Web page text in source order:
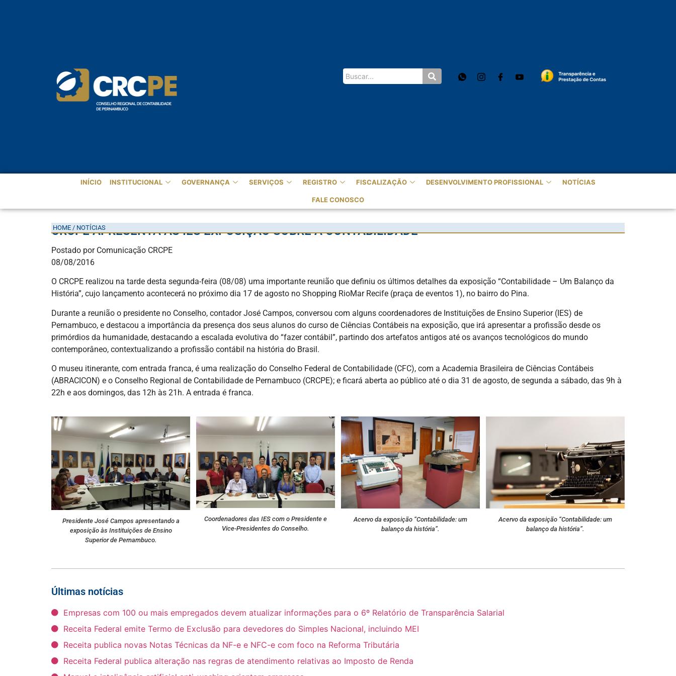
INÍCIO INSTITUCIONAL GOVERNANÇA SERVIÇOS REGISTRO FISCALIZAÇÃO DESENVOLVIMENTO PROFISSIONAL NOTÍCIAS
FALE CONOSCO
CRCPE APRESENTA ÀS IES EXPOSIÇÃO SOBRE A CONTABILIDADE
HOME / NOTÍCIAS
Postado por Comunicação CRCPE
08/08/2016
O CRCPE realizou na tarde desta segunda-feira (08/08) uma importante reunião que definiu os últimos detalhes da exposição “Contabilidade – Um Balanço da
História”, cujo lançamento acontecerá no próximo dia 17 de agosto no Shopping RioMar Recife (praça de eventos 1), no bairro do Pina.
Durante a reunião o presidente no Conselho, contador José Campos, conversou com alguns coordenadores de Instituições de Ensino Superior (IES) de
Pernambuco, e destacou a importância da presença dos seus alunos do curso de Ciências Contábeis na exposição, que irá apresentar a profissão desde os
primórdios da humanidade, destacando a escalada evolutiva do “fazer contábil”, partindo dos artefatos antigos até os avanços tecnológicos do mundo
contemporâneo, contextualizando a profissão contábil na história do Brasil.
O museu itinerante, com entrada franca, é uma realização do Conselho Federal de Contabilidade (CFC), com a Academia Brasileira de Ciências Contábeis
(ABRACICON) e o Conselho Regional de Contabilidade de Pernambuco (CRCPE); e ficará aberta ao público até o dia 31 de agosto, de segunda a sábado, das 9h à
22h e aos domingos, das 12h às 21h. A entrada é franca.
Presidente José Campos apresentando a
exposição às Instituições de Ensino
Superior de Pernambuco.
Coordenadores das IES com o Presidente e
Vice-Presidentes do Conselho.
Acervo da exposição “Contabilidade: um
balanço da história”.
Acervo da exposição “Contabilidade: um
balanço da história”.
Últimas notícias
Empresas com 100 ou mais empregados devem atualizar informações para o 6º Relatório de Transparência Salarial
Receita Federal emite Termo de Exclusão para devedores do Simples Nacional, incluindo MEI
Receita publica novas Notas Técnicas da NF-e e NFC-e com foco na Reforma Tributária
Receita Federal publica alteração nas regras de atendimento relativas ao Imposto de Renda